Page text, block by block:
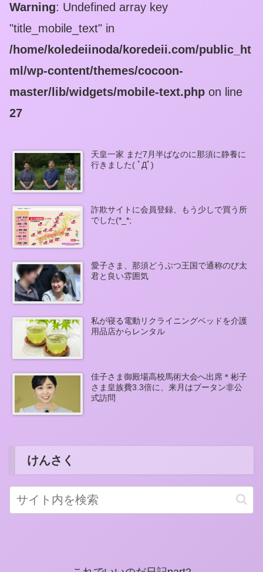
Warning: Undefined array key
"title_mobile_text" in
/home/koledeiinoda/koredeii.com/public_ht
ml/wp-content/themes/cocoon-
master/lib/widgets/mobile-text.php on line
27
天皇一家 まだ7月半ばなのに那須に静養に
行きました( ﾟДﾟ)
詐欺サイトに会員登録、もう少しで買う所
でした(*_*;
愛子さま、那須どうぶつ王国で通称のび太
君と良い雰囲気
私が寝る電動リクライニングベッドを介護
用品店からレンタル
佳子さま御殿場高校馬術大会へ出席＊彬子
さま皇族費3.3倍に、来月はブータン非公
式訪問
けんさく